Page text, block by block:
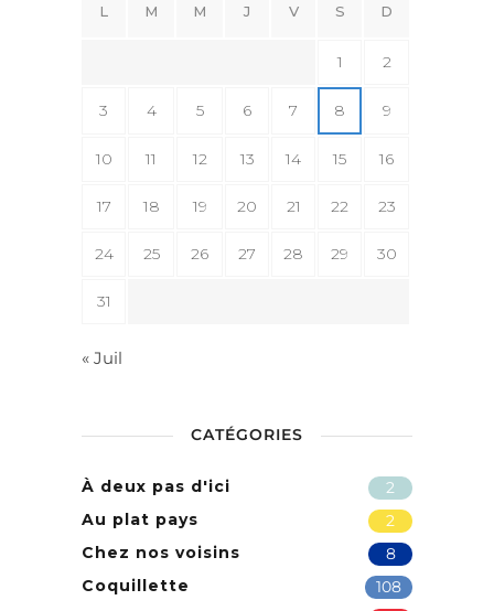
L M M J V S D
1 2
3 4 5 6 7 8 9
10 11 12 13 14 15 16
17 18 19 20 21 22 23
24 25 26 27 28 29 30
31
« Juil
CATÉGORIES
2
À deux pas d'ici
2
Au plat pays
8
Chez nos voisins
108
Coquillette